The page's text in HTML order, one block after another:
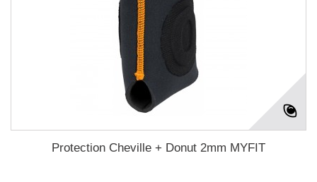
Protection Cheville + Donut 2mm MYFIT